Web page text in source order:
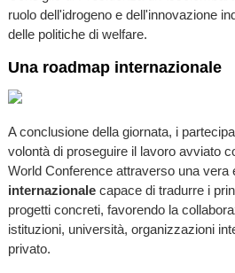
ruolo dell'idrogeno e dell'innovazione
delle politiche di welfare.
Una roadmap internazionale
A conclusione della giornata, i
volontà di proseguire il lavoro avviato
World Conference attraverso una vera
internazionalecapace di tradurre i
progetti concreti, favorendo la
istituzioni, università, organizzazioni
privato.